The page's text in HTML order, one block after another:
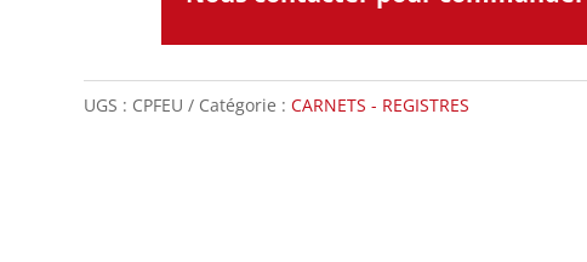
UGS : CPFEU Catégorie : CARNETS - REGISTRES